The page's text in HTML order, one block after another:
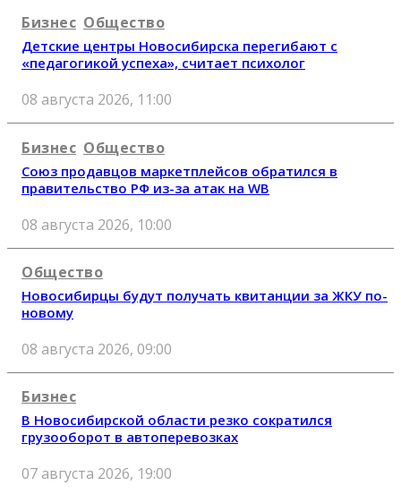
Бизнес Общество
Детские центры Новосибирска перегибают с
«педагогикой успеха», считает психолог
08 августа 2026, 11:00
Бизнес Общество
Союз продавцов маркетплейсов обратился в
правительство РФ из-за атак на WB
08 августа 2026, 10:00
Общество
Новосибирцы будут получать квитанции за ЖКУ по-
новому
08 августа 2026, 09:00
Бизнес
В Новосибирской области резко сократился
грузооборот в автоперевозках
07 августа 2026, 19:00